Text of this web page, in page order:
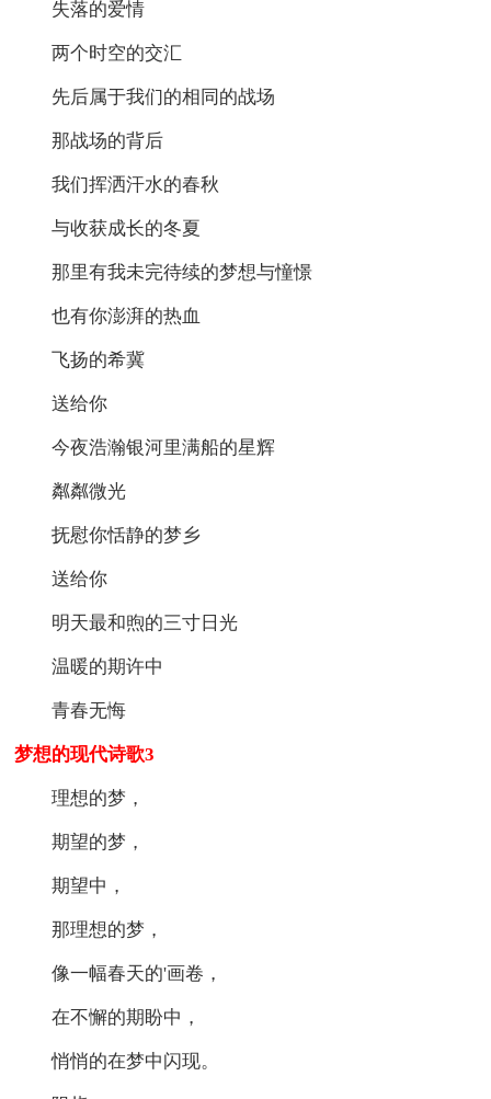
失落的爱情
两个时空的交汇
先后属于我们的相同的战场
那战场的背后
我们挥洒汗水的春秋
与收获成长的冬夏
那里有我未完待续的梦想与憧憬
也有你澎湃的热血
飞扬的希冀
送给你
今夜浩瀚银河里满船的星辉
粼粼微光
抚慰你恬静的梦乡
送给你
明天最和煦的三寸日光
温暖的期许中
青春无悔
梦想的现代诗歌3
理想的梦，
期望的梦，
期望中，
那理想的梦，
像一幅春天的'画卷，
在不懈的期盼中，
悄悄的在梦中闪现。